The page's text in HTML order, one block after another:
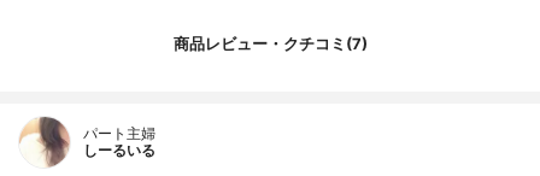
商品レビュー・クチコミ(7)
パート主婦
しーるいる